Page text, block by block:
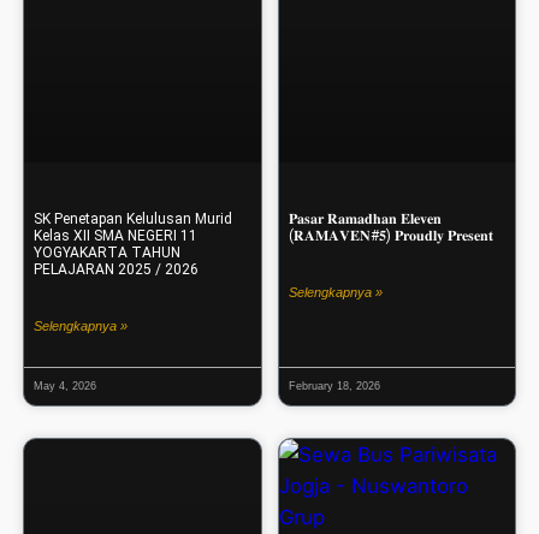
SK Penetapan Kelulusan Murid
Kelas XII SMA NEGERI 11
YOGYAKARTA TAHUN
PELAJARAN 2025 / 2026
Selengkapnya »
May 4, 2026
𝐏𝐚𝐬𝐚𝐫 𝐑𝐚𝐦𝐚𝐝𝐡𝐚𝐧 𝐄𝐥𝐞𝐯𝐞𝐧
(𝐑𝐀𝐌𝐀𝐕𝐄𝐍#𝟓) 𝐏𝐫𝐨𝐮𝐝𝐥𝐲 𝐏𝐫𝐞𝐬𝐞𝐧𝐭
Selengkapnya »
February 18, 2026